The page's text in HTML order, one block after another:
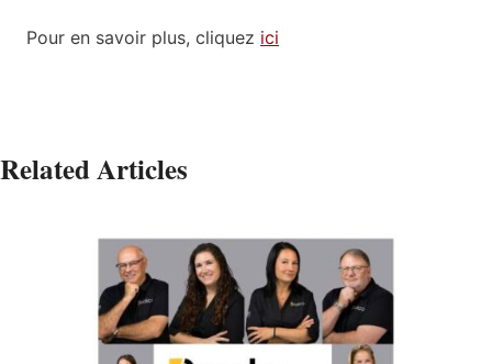
Pour en savoir plus, cliquez ici
Related Articles